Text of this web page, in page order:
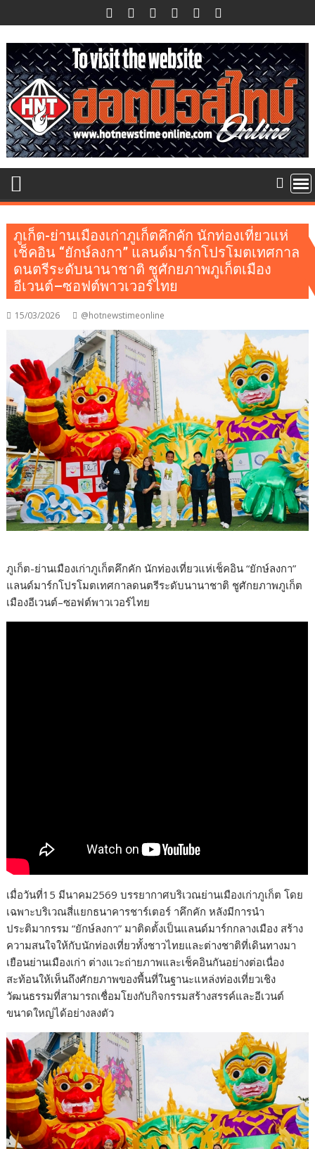
to
content
ภูเก็ต-ย่านเมืองเก่าภูเก็ตคึกคัก นักท่องเที่ยวแห่
เช็คอิน “ยักษ์ลงกา” แลนด์มาร์กโปรโมตเทศกาล
ดนตรีระดับนานาชาติ ชูศักยภาพภูเก็ตเมือง
อีเวนต์–ซอฟต์พาวเวอร์ไทย
15/03/2026 @hotnewstimeonline
ภูเก็ต-ย่านเมืองเก่าภูเก็ตคึกคัก นักท่องเที่ยวแห่เช็คอิน “ยักษ์ลงกา”
แลนด์มาร์กโปรโมตเทศกาลดนตรีระดับนานาชาติ ชูศักยภาพภูเก็ต
เมืองอีเวนต์–ซอฟต์พาวเวอร์ไทย
เมื่อวันที่15 มีนาคม2569 บรรยากาศบริเวณย่านเมืองเก่าภูเก็ต โดย
เฉพาะบริเวณสี่แยกธนาคารชาร์เตอร์ าคึกคัก หลังมีการนำ
ประติมากรรม “ยักษ์ลงกา” มาติดตั้งเป็นแลนด์มาร์กกลางเมือง สร้าง
ความสนใจให้กับนักท่องเที่ยวทั้งชาวไทยและต่างชาติที่เดินทางมา
เยือนย่านเมืองเก่า ต่างแวะถ่ายภาพและเช็คอินกันอย่างต่อเนื่อง
สะท้อนให้เห็นถึงศักยภาพของพื้นที่ในฐานะแหล่งท่องเที่ยวเชิง
วัฒนธรรมที่สามารถเชื่อมโยงกับกิจกรรมสร้างสรรค์และอีเวนต์
ขนาดใหญ่ได้อย่างลงตัว